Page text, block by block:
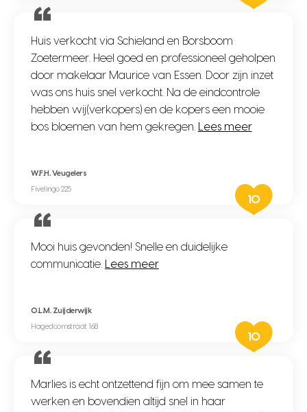
Huis verkocht via Schieland en Borsboom
Zoetermeer. Heel goed en professioneel geholpen
door makelaar Maurice van Essen. Door zijn inzet
was ons huis snel verkocht. Na de eindcontrole
hebben wij(verkopers) en de kopers een mooie
bos bloemen van hem gekregen.
Lees meer
W.F.H. Veugelers
Fivelingo 225
10
Mooi huis gevonden! Snelle en duidelijke
communicatie.
Lees meer
O.L.M. Zuijderwijk
Hagedoornstraat 16B
10
Marlies is echt ontzettend fijn om mee samen te
werken en bovendien altijd snel in haar